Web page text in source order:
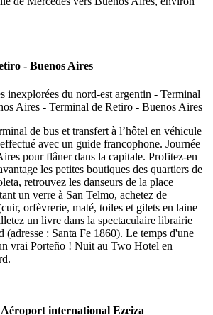
- Buenos Aires
de bus et transfert à l’hôtel en véhicule
avec un guide francophone. Journée
pour flâner dans la capitale. Profitez-en
les petites boutiques des quartiers de
retrouvez les danseurs de la place
un verre à San Telmo, achetez de
orfèvrerie, maté, toiles et gilets en laine
un livre dans la spectaculaire librairie
(adresse : Santa Fe 1860). Le temps d'une
vrai Porteño ! Nuit au Two Hotel en
international Ezeiza